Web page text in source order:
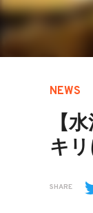
NEWS
【
キ
SHARE